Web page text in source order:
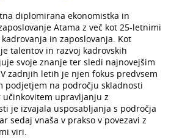
diplomirana ekonomistka in
Atama z več kot 25-letnimi
in zaposlovanja. Kot
talentov in razvoj kadrovskih
svoje znanje ter sledi najnovejšim
zadnjih letih je njen fokus predvsem
podjetjem na področju skladnosti
učinkovitem upravljanju z
je izvajala usposabljanja s področja
sedaj vnaša v prakso v povezavi z
viri.